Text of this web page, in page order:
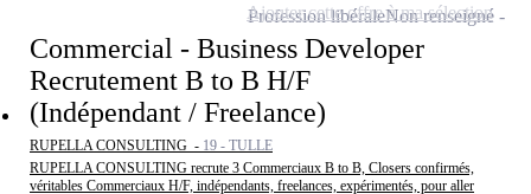
Commercial - Business Developer
Recrutement B to B H/F
(Indépendant / Freelance)
RUPELLA CONSULTING - 19 - TULLE
RUPELLA CONSULTING recrute 3 Commerciaux B to B, Closers confirmés,
véritables Commerciaux H/F, indépendants, freelances, expérimentés, pour aller
Profession libéraleNon renseigné
Ajouter cette offre à ma sélection